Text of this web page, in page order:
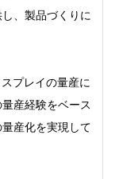
、製品づくりに
プレイの量産に
産経験をベース
産化を実現して